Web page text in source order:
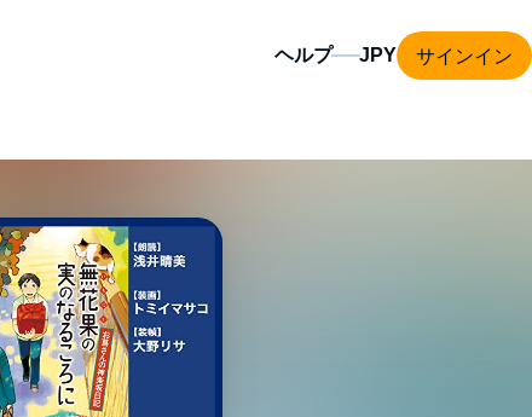
ヘルプ サインイン